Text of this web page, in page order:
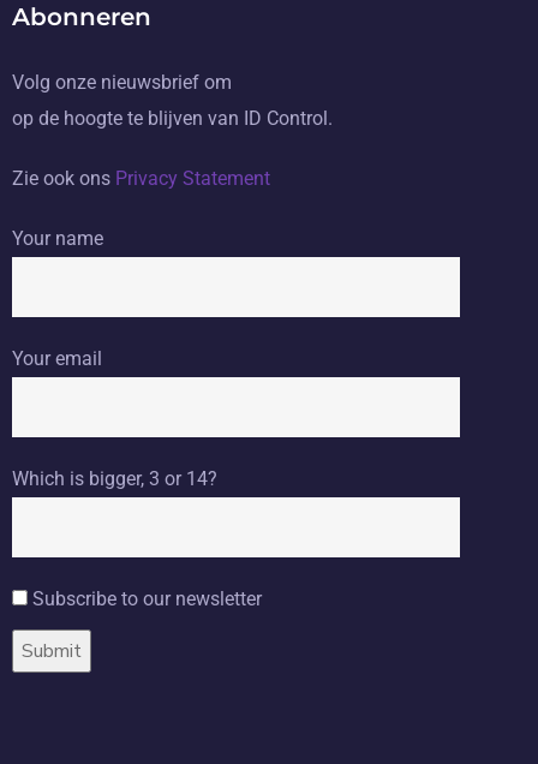
Abonneren
Volg onze nieuwsbrief om
op de hoogte te blijven van ID Control.
Zie ook ons Privacy Statement
Your name
Your email
Which is bigger, 3 or 14?
Subscribe to our newsletter